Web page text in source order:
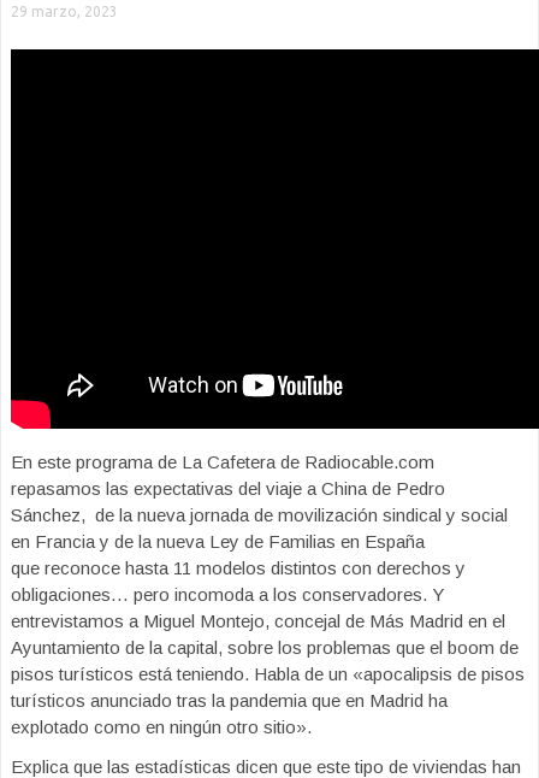
29 marzo, 2023
En este programa de La Cafetera de Radiocable.com
repasamos las expectativas del viaje a China de Pedro
Sánchez, de la nueva jornada de movilización sindical y social
en Francia y de la nueva Ley de Familias en España
que reconoce hasta 11 modelos distintos con derechos y
obligaciones… pero incomoda a los conservadores. Y
entrevistamos a Miguel Montejo, concejal de Más Madrid en el
Ayuntamiento de la capital, sobre los problemas que el boom de
pisos turísticos está teniendo. Habla de un «apocalipsis de pisos
turísticos anunciado tras la pandemia que en Madrid ha
explotado como en ningún otro sitio».
Explica que las estadísticas dicen que este tipo de viviendas han